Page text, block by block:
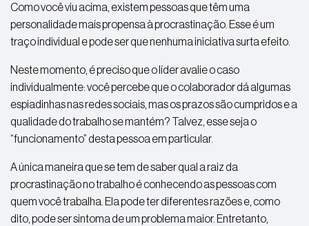
Como você viu acima, existem pessoas que têm uma
personalidade mais propensa à procrastinação. Esse é um
traço individual e pode ser que nenhuma iniciativa surta efeito.
Neste momento, é preciso que o líder avalie o caso
individualmente: você percebe que o colaborador dá algumas
espiadinhas nas redes sociais, mas os prazos são cumpridos e a
qualidade do trabalho se mantém? Talvez, esse seja o
“funcionamento” desta pessoa em particular.
A única maneira que se tem de saber qual a raiz da
procrastinação no trabalho é conhecendo as pessoas com
quem você trabalha. Ela pode ter diferentes razões e, como
dito, pode ser sintoma de um problema maior. Entretanto,